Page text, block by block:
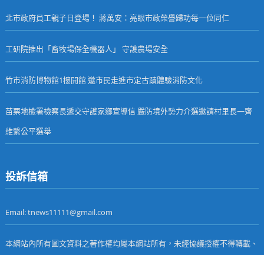
北市政府員工親子日登場！ 蔣萬安：亮眼市政榮譽歸功每一位同仁
工研院推出「畜牧場保全機器人」 守護農場安全
竹市消防博物館1樓開館 邀市民走進市定古蹟體驗消防文化
苗栗地檢署檢察長遞交守護家鄉宣導信 嚴防境外勢力介選邀請村里長一齊
維繫公平選舉
投訴信箱
Email: tnews11111@gmail.com
本網站內所有圖文資料之著作權均屬本網站所有，未經協議授權不得轉載、